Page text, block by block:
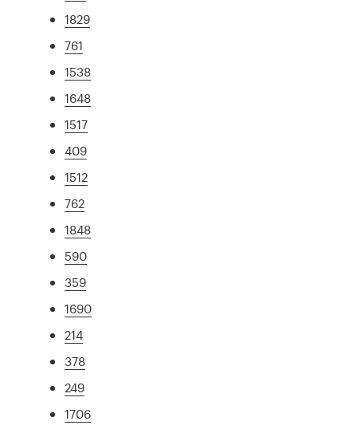
1829
761
1538
1648
1517
409
1512
762
1848
590
359
1690
214
378
249
1706